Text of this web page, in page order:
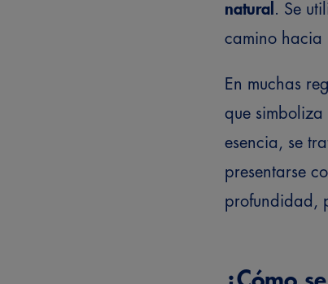
natural . Se
camino hacia
En muchas
que
esencia, se
presentarse
profundidad,